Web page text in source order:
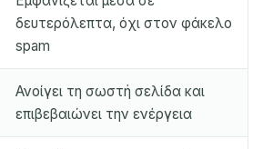
δευτερόλεπτα, όχι στον φάκελο
spam
Ανοίγει τη σωστή σελίδα και
επιβεβαιώνει την ενέργεια